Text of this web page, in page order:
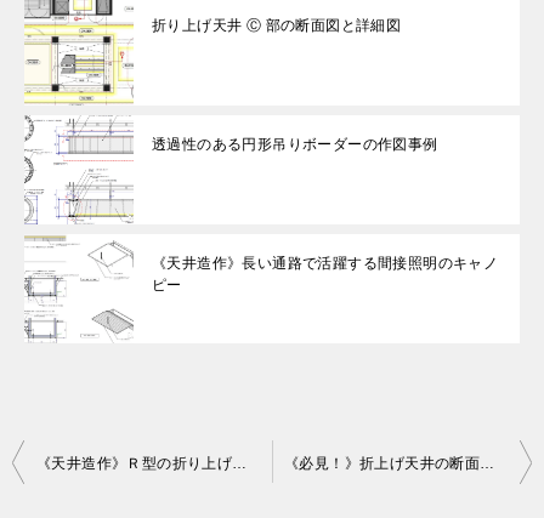
折り上げ天井 Ⓒ 部の断面図と詳細図
透過性のある円形吊りボーダーの作図事例
《天井造作》長い通路で活躍する間接照明のキャノ
ピー
投
《天井造作》Ｒ型の折り上げ天井の詳細図事例 《必見！》折上げ天井の断面詳細図の作図事例